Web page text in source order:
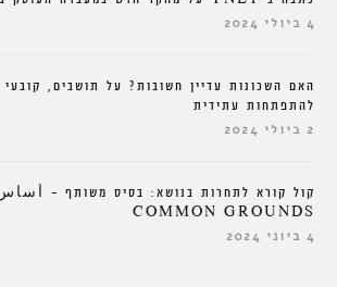
4 ביולי 2024
האם השכונות עדיין חשובות? על תושבים, קובעי
להתפתחות עתידית
2 ביולי 2024
קול קורא לתחרות בנושא: בסיס משותף –
COMMON GROUNDS
4 ביוני 2024